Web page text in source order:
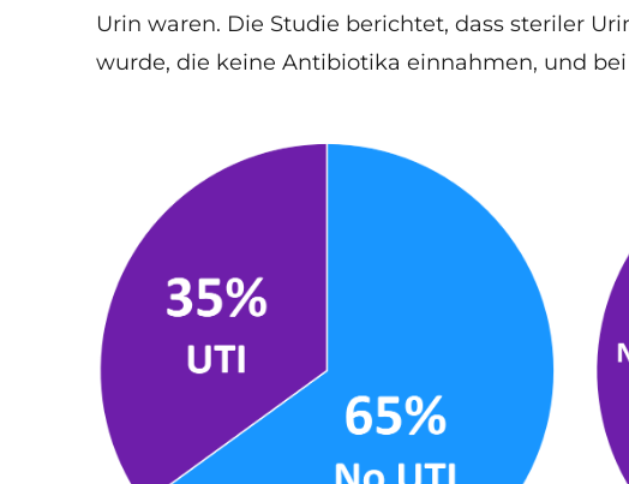
Urin waren. Die Studie berichtet, dass steriler
wurde, die keine Antibiotika einnahmen, und